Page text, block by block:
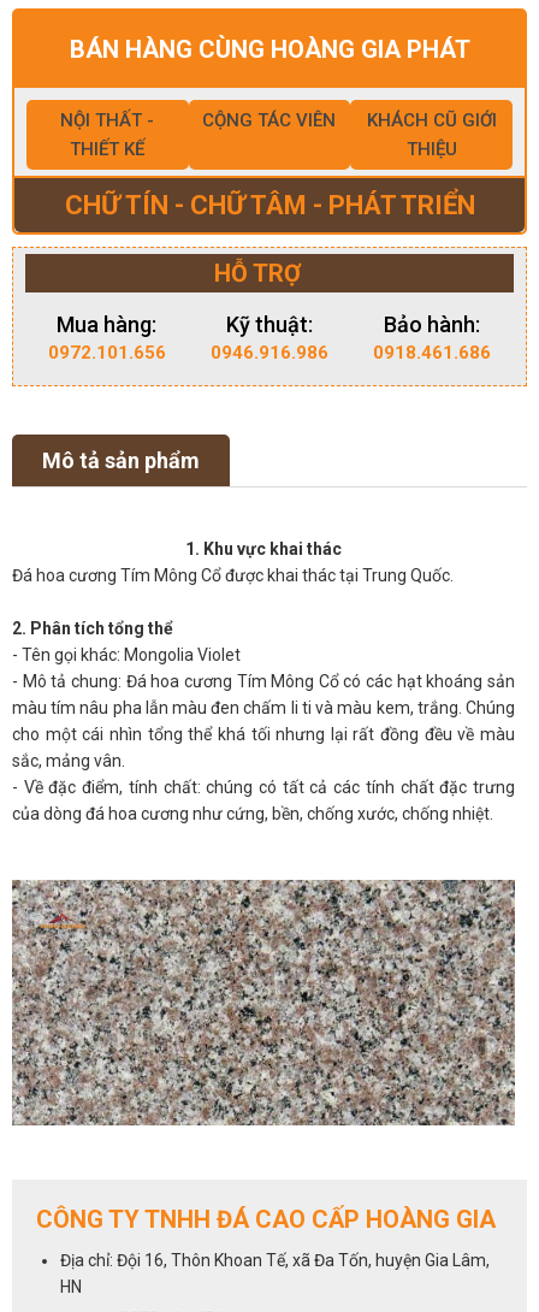
BÁN HÀNG CÙNG HOÀNG GIA PHÁT
NỘI THẤT -
THIẾT KẾ
CỘNG TÁC VIÊN
KHÁCH CŨ GIỚI
THIỆU
CHỮ TÍN - CHỮ TÂM - PHÁT TRIỂN
HỖ TRỢ
Mua hàng:
0972.101.656
Kỹ thuật:
0946.916.986
Bảo hành:
0918.461.686
Mô tả sản phẩm
1. Khu vực khai thác
Đá hoa cương Tím Mông Cổ được khai thác tại Trung Quốc.
2. Phân tích tổng thể
- Tên gọi khác: Mongolia Violet
- Mô tả chung: Đá hoa cương Tím Mông Cổ có các hạt khoáng sản
màu tím nâu pha lẫn màu đen chấm li ti và màu kem, trắng. Chúng
cho một cái nhìn tổng thể khá tối nhưng lại rất đồng đều về màu
sắc, mảng vân.
- Về đặc điểm, tính chất: chúng có tất cả các tính chất đặc trưng
của dòng đá hoa cương như cứng, bền, chống xước, chống nhiệt.
Lưu ý: Nhiều người nhận định rằng đá có mức giá thấp nói chung và
CÔNG TY TNHH ĐÁ CAO CẤP HOÀNG GIA
Địa chỉ: Đội 16, Thôn Khoan Tế, xã Đa Tốn, huyện Gia Lâm,
HN